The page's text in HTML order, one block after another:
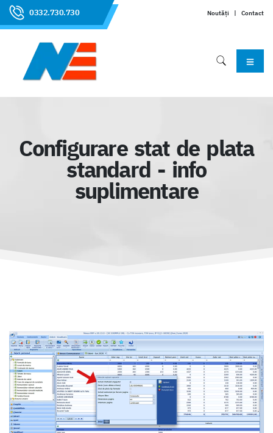
0332.730.730 Noutăți | Contact
Configurare stat de plata
standard - info
suplimentare